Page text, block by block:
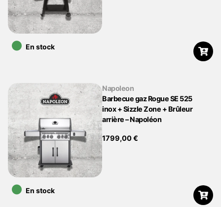
•En stock
Napoleon
Barbecue gaz Rogue SE 525
inox + Sizzle Zone + Brûleur
arrière – Napoléon
1799,00€
•En stock